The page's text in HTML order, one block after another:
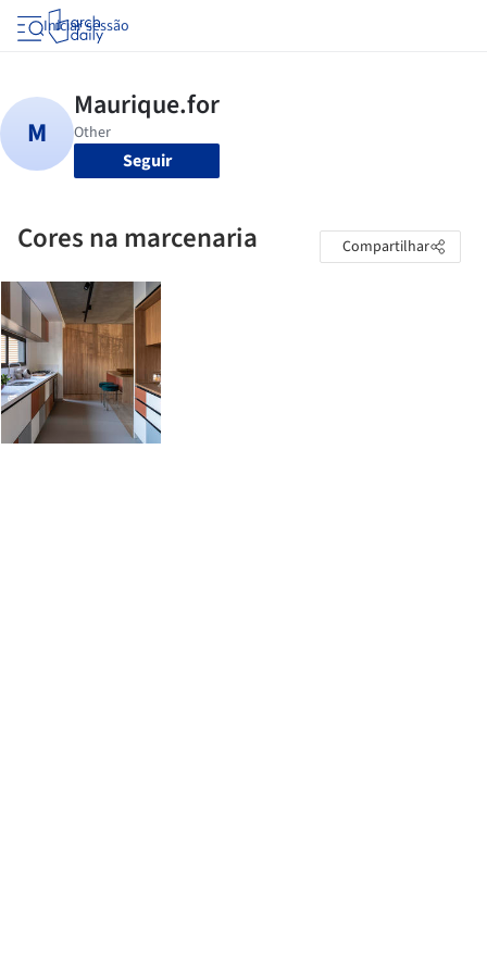
Iniciar sessão
Seguir
Cores na marcenaria Compartilhar